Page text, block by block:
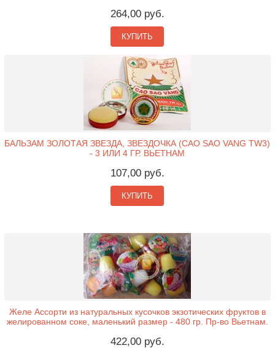
264,00 руб.
КУПИТЬ
БАЛЬЗАМ ЗОЛОТАЯ ЗВЕЗДА, ЗВЕЗДОЧКА (CAO SAO VANG TW3)
- 3 ИЛИ 4 ГР. ВЬЕТНАМ
107,00 руб.
КУПИТЬ
Желе Ассорти из натуральных кусочков экзотических фруктов в
желированном соке, маленький размер - 480 гр. Пр-во Вьетнам.
422,00 руб.